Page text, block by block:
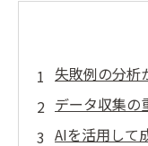
失敗例の分析
データ収集の
AIを活用して